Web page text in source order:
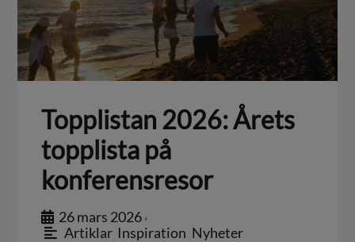
Topplistan 2026: Årets
topplista på
konferensresor
26 mars 2026 •
Artiklar, Inspiration Nyheter